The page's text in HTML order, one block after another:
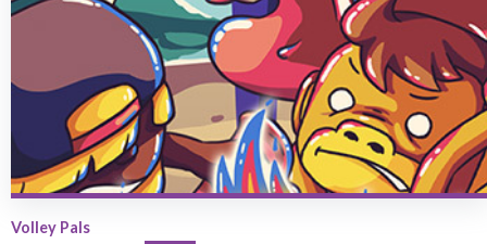
Volley Pals